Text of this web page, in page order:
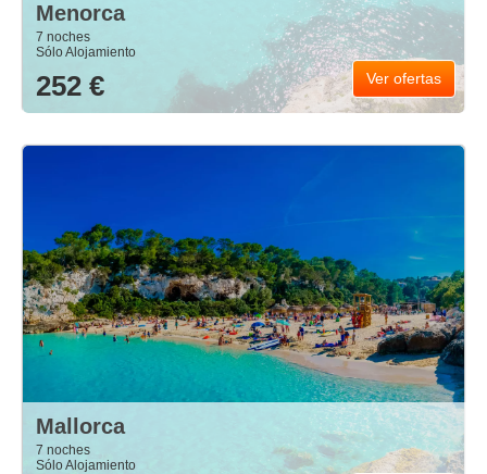
Menorca
7 noches
Sólo Alojamiento
252 € Ver ofertas
Mallorca
7 noches
Sólo Alojamiento